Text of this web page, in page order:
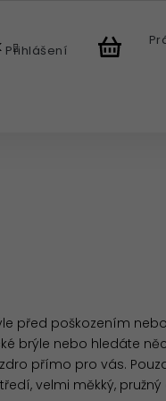
Přihlášení
před poškozením nebo
brýle nebo hledáte
přímo pro vás.
velmi měkký, pružný